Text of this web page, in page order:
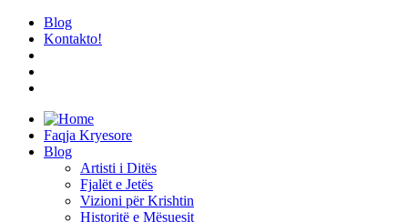
Blog
Kontakto!
Faqja Kryesore
Blog
Artisti i Ditës
Fjalët e Jetës
Vizioni për Krishtin
Historitë e Mësuesit